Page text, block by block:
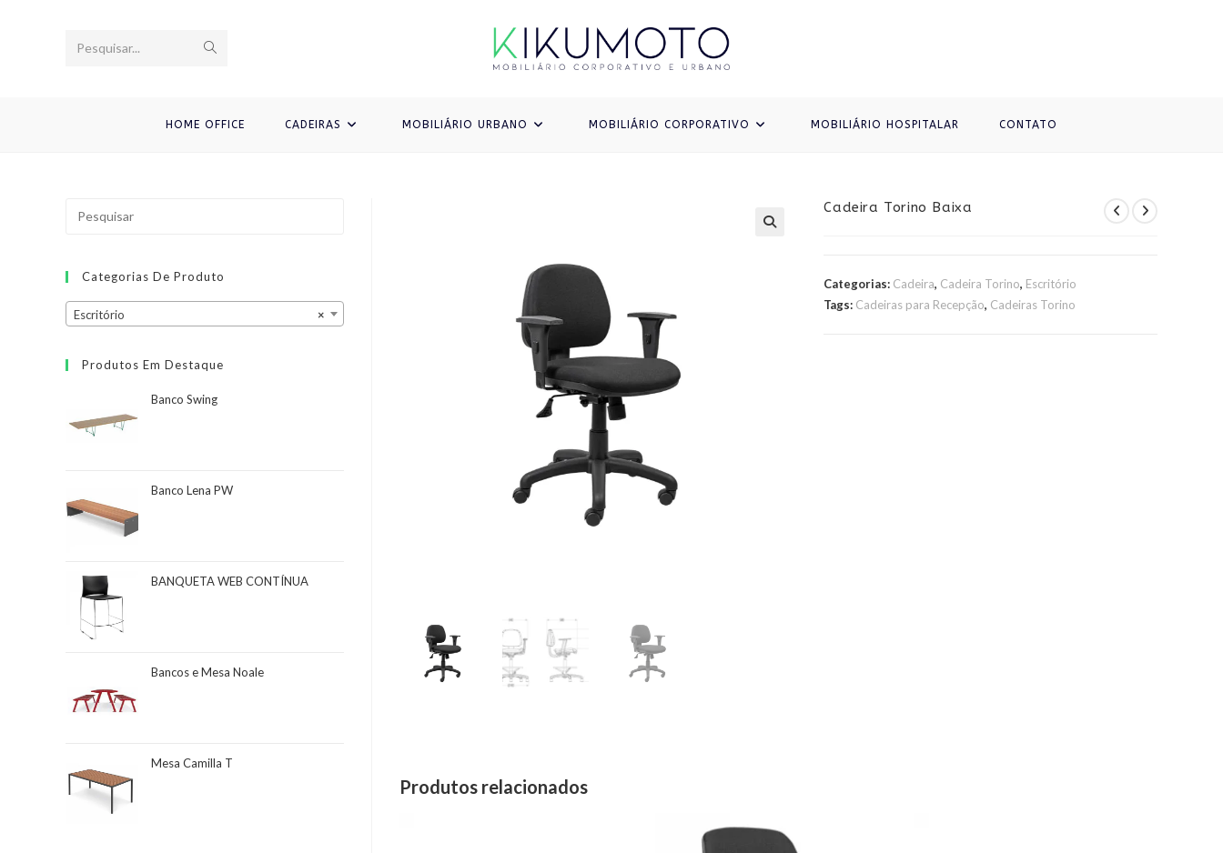
Pesquisar...
HOME OFFICE CADEIRAS MOBILIÁRIO URBANO MOBILIÁRIO CORPORATIVO MOBILIÁRIO HOSPITALAR CONTATO
Cadeira Torino Baixa
Categorias: Cadeira, Cadeira Torino, Escritório
Tags: Cadeiras para Recepção, Cadeiras Torino
Produtos relacionados
Categorias De Produto
×
Escritório
Produtos Em Destaque
Banco Swing
Banco Lena PW
BANQUETA WEB CONTÍNUA
Bancos e Mesa Noale
Mesa Camilla T